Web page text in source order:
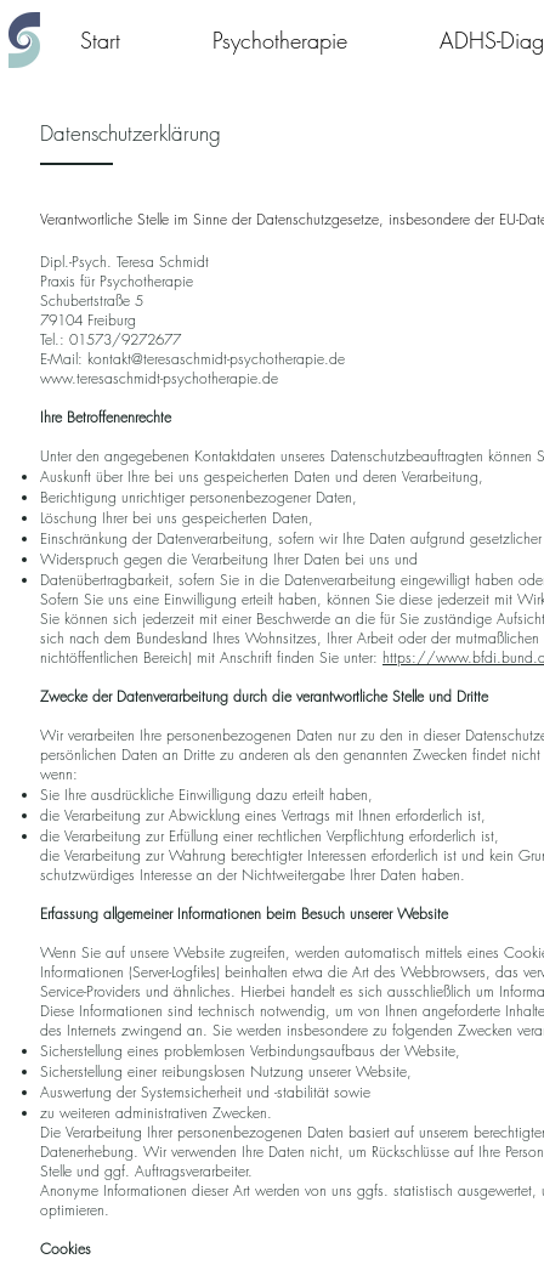
Start Psychotherapie ADHS-
Datenschutzerklärung
Verantwortliche Stelle im Sinne der Datenschutzgesetze, insbesondere der EU-
Dipl.-Psych. Teresa Schmidt
Praxis für Psychotherapie
Schubertstraße 5
79104 Freiburg
Tel.: 01573/9272677
E-Mail: kontakt@teresaschmidt-psychotherapie.de
www.teresaschmidt-psychotherapie.de
Ihre Betroffenenrechte
Unter den angegebenen Kontaktdaten unseres Datenschutzbeauftragten können
Auskunft über Ihre bei uns gespeicherten Daten und deren Verarbeitung,
Berichtigung unrichtiger personenbezogener Daten,
Löschung Ihrer bei uns gespeicherten Daten,
Einschränkung der Datenverarbeitung, sofern wir Ihre Daten aufgrund
Widerspruch gegen die Verarbeitung Ihrer Daten bei uns und
Datenübertragbarkeit, sofern Sie in die Datenverarbeitung eingewilligt haben
Sofern Sie uns eine Einwilligung erteilt haben, können Sie diese jederzeit mit
Sie können sich jederzeit mit einer Beschwerde an die für Sie zuständige
sich nach dem Bundesland Ihres Wohnsitzes, Ihrer Arbeit oder der
nichtöffentlichen Bereich) mit Anschrift finden Sie unter: https://
Zwecke der Datenverarbeitung durch die verantwortliche Stelle und Dritte
Wir verarbeiten Ihre personenbezogenen Daten nur zu den in dieser
persönlichen Daten an Dritte zu anderen als den genannten Zwecken findet
wenn:
Sie Ihre ausdrückliche Einwilligung dazu erteilt haben,
die Verarbeitung zur Abwicklung eines Vertrags mit Ihnen erforderlich ist,
die Verarbeitung zur Erfüllung einer rechtlichen Verpflichtung erforderlich ist,
die Verarbeitung zur Wahrung berechtigter Interessen erforderlich ist und kein
schutzwürdiges Interesse an der Nichtweitergabe Ihrer Daten haben.
Erfassung allgemeiner Informationen beim Besuch unserer Website
Wenn Sie auf unsere Website zugreifen, werden automatisch mittels eines
Informationen (Server-Logfiles) beinhalten etwa die Art des Webbrowsers, das
Service-Providers und ähnliches. Hierbei handelt es sich ausschließlich um
Diese Informationen sind technisch notwendig, um von Ihnen angeforderte
des Internets zwingend an. Sie werden insbesondere zu folgenden Zwecken
Sicherstellung eines problemlosen Verbindungsaufbaus der Website,
Sicherstellung einer reibungslosen Nutzung unserer Website,
Auswertung der Systemsicherheit und -stabilität sowie
zu weiteren administrativen Zwecken.
Die Verarbeitung Ihrer personenbezogenen Daten basiert auf unserem
Datenerhebung. Wir verwenden Ihre Daten nicht, um Rückschlüsse auf Ihre
Stelle und ggf. Auftragsverarbeiter.
Anonyme Informationen dieser Art werden von uns ggfs. statistisch ausgewertet,
optimieren.
Cookies